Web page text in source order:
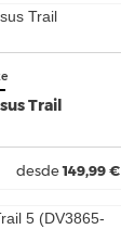
Trail
desde149,99 €